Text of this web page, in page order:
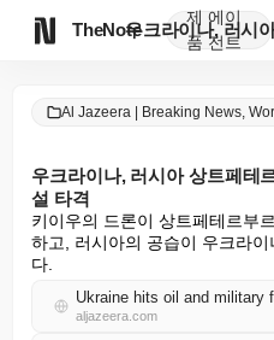
TheNote
제
품
에이
전트
Al Jazeera | Breaking News,
우크라이나, 러시아 상트페테
설 타격
키이우의 드론이 상트페테르부
하고, 러시아의 공습이 우크라
다.
aljazeera.com